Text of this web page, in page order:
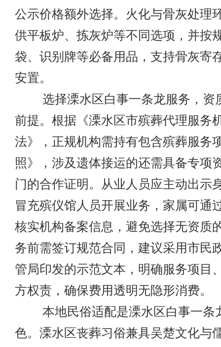
公示价格额外选择。火化与骨灰处理
供平板炉、拣灰炉等不同选项，并按
袋、识别牌等必备用品，支持骨灰寄
安置。
选择溧水区白事一条龙服务，资
前提。根据《溧水区市殡葬代理服务
法》，正规机构需持有包含殡葬服务
照》，涉及遗体接运的还需具备专项
门的合作证明。从业人员应主动出示
冒充殡仪馆人员开展业务，家属可通
核实机构备案信息，避免选择无资质
务前需签订规范合同，建议采用市民
管局印发的示范文本，明确服务项目
方权责，确保费用透明无隐形消费。
本地民俗适配是溧水区白事一条
色。溧水区丧葬习俗兼具吴楚文化与